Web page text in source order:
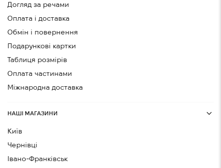
Догляд за речами
Оплата і доставка
Обмін і повернення
Подарункові картки
Таблиця розмірів
Оплата частинами
Міжнародна доставка
НАШІ МАГАЗИНИ
Київ
Чернівці
Івано-Франківськ